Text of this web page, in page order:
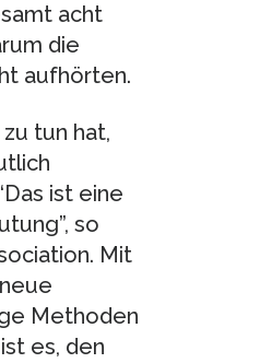
acht
die
aufhörten.
tun hat,
ist eine
so
Mit
Methoden
es, den